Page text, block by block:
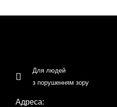
Для людей
з порушенням зору
Адреса: